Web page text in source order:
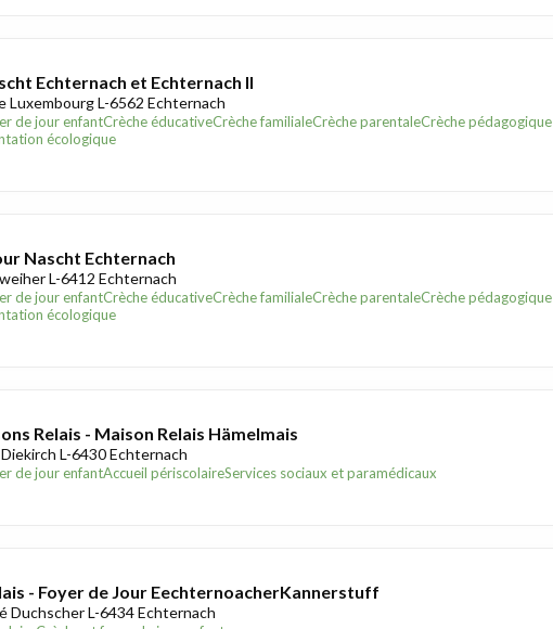
Echternach et Echternach II
Luxembourg L-6562 Echternach
de jour enfantCrèche éducativeCrèche familialeCrèche parentaleCrèche pédagogique
écologique
Nascht Echternach
L-6412 Echternach
de jour enfantCrèche éducativeCrèche familialeCrèche parentaleCrèche pédagogique
écologique
Relais - Maison Relais Hämelmais
L-6430 Echternach
de jour enfantAccueil périscolaireServices sociaux et paramédicaux
- Foyer de Jour EechternoacherKannerstuff
Duchscher L-6434 Echternach